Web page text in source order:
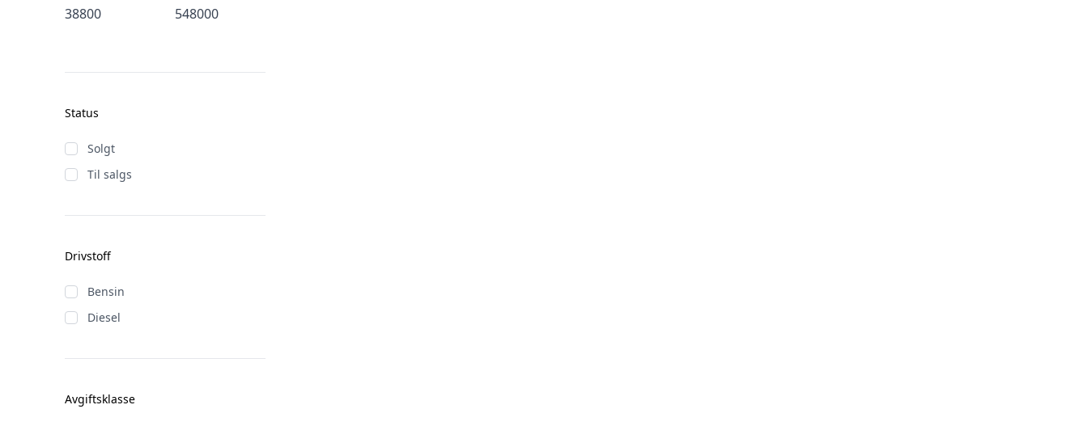
Status
Solgt
Til salgs
Drivstoff
Bensin
Diesel
Avgiftsklasse